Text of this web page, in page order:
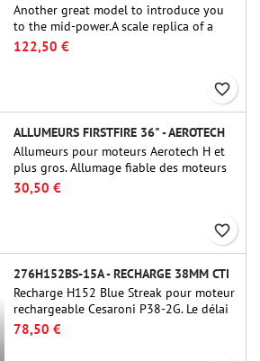
Another great model to introduce you
to the mid-power.A scale replica of a
famous sounding rocket, small in size
and peefect to move to higher-level kits.
122,50 €
favorite_border
ALLUMEURS FIRSTFIRE 36" - AEROTECH
Allumeurs pour moteurs Aerotech H et
plus gros. Allumage fiable des moteurs
jusqu'à 91 cm de longu
30,50 €
favorite_border
276H152BS-15A - RECHARGE 38MM CTI
Recharge H152 Blue Streak pour moteur
rechargeable Cesaroni P38-2G. Le délai
de 15 secondes est réglable via l'outil
ProDAT 38
78,50 €